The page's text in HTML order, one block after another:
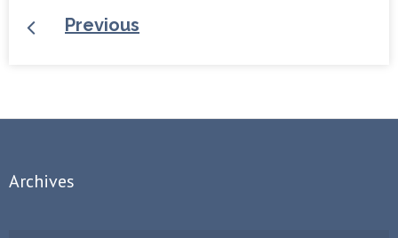
Previous
Archives